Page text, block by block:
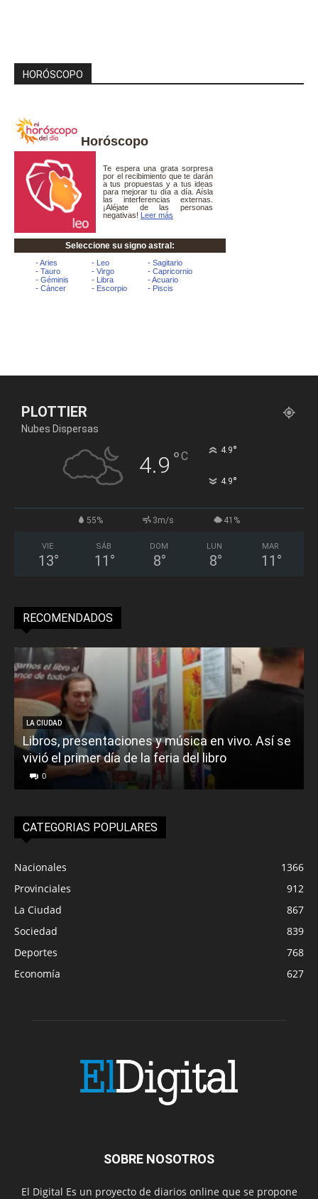
HORÓSCOPO
Horóscopo
PLOTTIER
Nubes Dispersas
4.9 °C 4.9°
4.9°
55% 3m/s 41%
VIE
13°
SÁB
11 °
DOM
8°
LUN
8°
MAR
11 °
RECOMENDADOS
LA CIUDAD
Libros, presentaciones y música en vivo. Así se
vivió el primer día de la feria del libro
0
CATEGORIAS POPULARES
Nacionales
1366
Provinciales
912
La Ciudad
867
Sociedad
839
Deportes
768
Economía
627
SOBRE NOSOTROS
El Digital Es un proyecto de diarios online que se propone